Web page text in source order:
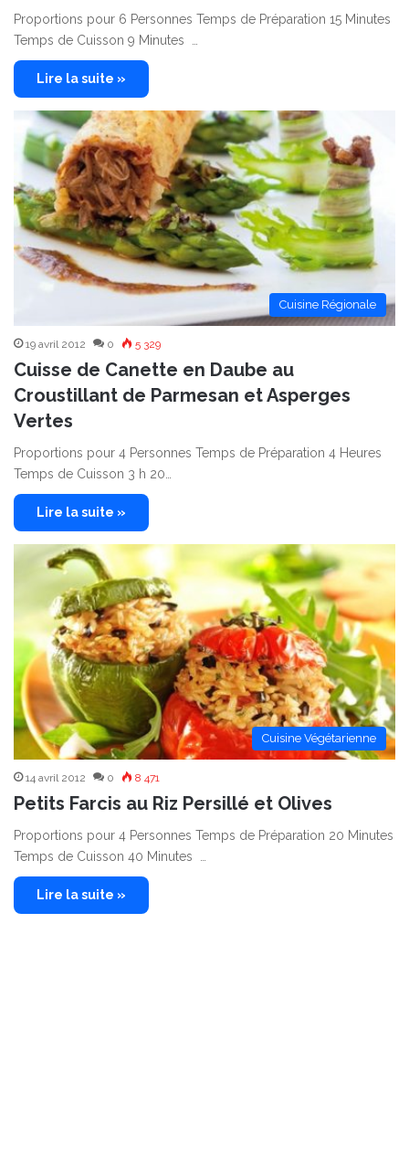
Proportions pour 6 Personnes Temps de Préparation 15 Minutes
Temps de Cuisson 9 Minutes …
Lire la suite »
Cuisine Régionale
19 avril 2012 0 5 329
Cuisse de Canette en Daube au
Croustillant de Parmesan et Asperges
Vertes
Proportions pour 4 Personnes Temps de Préparation 4 Heures
Temps de Cuisson 3 h 20…
Lire la suite »
Cuisine Végétarienne
14 avril 2012 0 8 471
Petits Farcis au Riz Persillé et Olives
Proportions pour 4 Personnes Temps de Préparation 20 Minutes
Temps de Cuisson 40 Minutes …
Lire la suite »